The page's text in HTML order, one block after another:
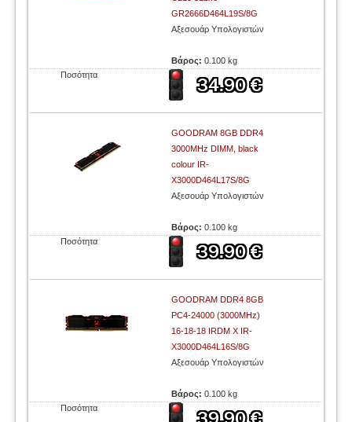
GR2666D464L19S/8G
Αξεσουάρ Υπολογιστών
Βάρος:0.100 kg
Ποσότητα
GOODRAM 8GB DDR4
3000MHz DIMM, black
colour IR-
X3000D464L17S/8G
Αξεσουάρ Υπολογιστών
Βάρος:0.100 kg
Ποσότητα
GOODRAM DDR4 8GB
PC4-24000 (3000MHz)
16-18-18 IRDM X IR-
X3000D464L16S/8G
Αξεσουάρ Υπολογιστών
Βάρος:0.100 kg
Ποσότητα